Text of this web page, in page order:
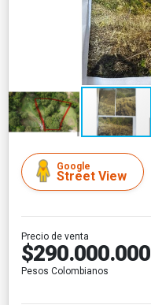
Google
Street View
Precio de venta
$290.000.000
Pesos Colombianos